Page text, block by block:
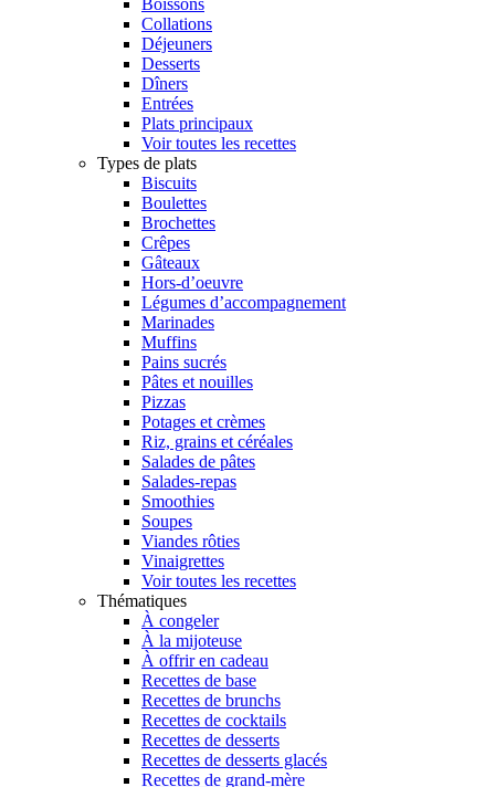
Boissons
Collations
Déjeuners
Desserts
Dîners
Entrées
Plats principaux
Voir toutes les recettes
Types de plats
Biscuits
Boulettes
Brochettes
Crêpes
Gâteaux
Hors-d’oeuvre
Légumes d’accompagnement
Marinades
Muffins
Pains sucrés
Pâtes et nouilles
Pizzas
Potages et crèmes
Riz, grains et céréales
Salades de pâtes
Salades-repas
Smoothies
Soupes
Viandes rôties
Vinaigrettes
Voir toutes les recettes
Thématiques
À congeler
À la mijoteuse
À offrir en cadeau
Recettes de base
Recettes de brunchs
Recettes de cocktails
Recettes de desserts
Recettes de desserts glacés
Recettes de grand-mère